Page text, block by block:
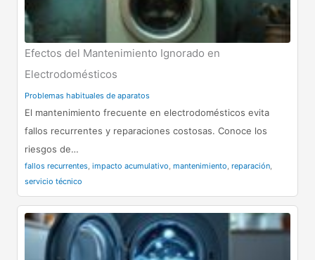
Efectos del Mantenimiento Ignorado en
Electrodomésticos
Problemas habituales de aparatos
El mantenimiento frecuente en electrodomésticos evita
fallos recurrentes y reparaciones costosas. Conoce los
riesgos de…
fallos recurrentes, impacto acumulativo, mantenimiento, reparación,
servicio técnico